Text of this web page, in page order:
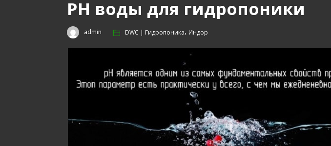
РН воды для гидропоники
admin DWC | Гидропоника, Индор